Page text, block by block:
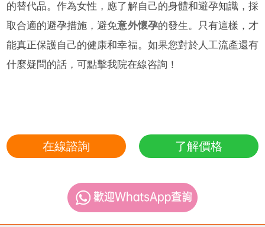
的替代品。作為女性，應了解自己的身體和避孕知識，採
取合適的避孕措施，避免意外懷孕的發生。只有這樣，才
能真正保護自己的健康和幸福。如果您對於人工流產還有
什麼疑問的話，可點擊我院在線咨詢！
在線諮詢 了解價格